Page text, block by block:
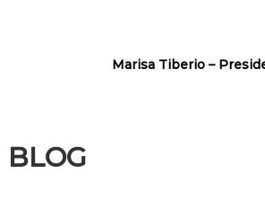
Marisa Tiberio –
BLOG